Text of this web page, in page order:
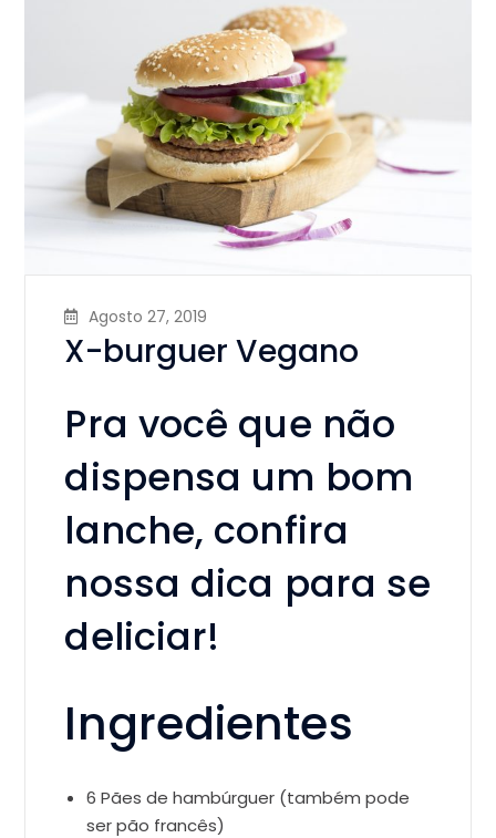
Agosto 27, 2019
X-burguer Vegano
Pra você que não
dispensa um bom
lanche, confira
nossa dica para se
deliciar!
Ingredientes
6 Pães de hambúrguer (também pode
ser pão francês)